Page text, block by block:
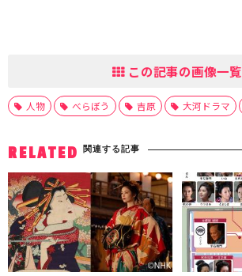
この記事の画像一覧
人物 べらぼう 吉原 大河ドラマ
RELATED 関連する記事